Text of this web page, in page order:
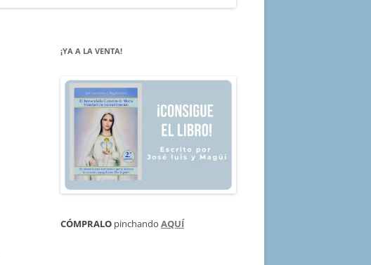
¡YA A LA VENTA!
CÓMPRALO pinchando AQUÍ